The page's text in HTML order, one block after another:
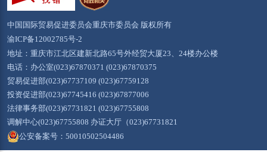
中国国际贸易促进委员会重庆市委员会 版权所有
渝ICP备12002785号-2
地址：重庆市江北区建新北路65号外经贸大厦23、24楼办公楼
电话：办公室(023)67870371 (023)67870375
贸易促进部(023)67737109 (023)67759128
投资促进部(023)67745416 (023)67877006
法律事务部(023)67731821 (023)67755808
调解中心(023)67755808 办证大厅（023)67731821
公安备案号：50010502504486